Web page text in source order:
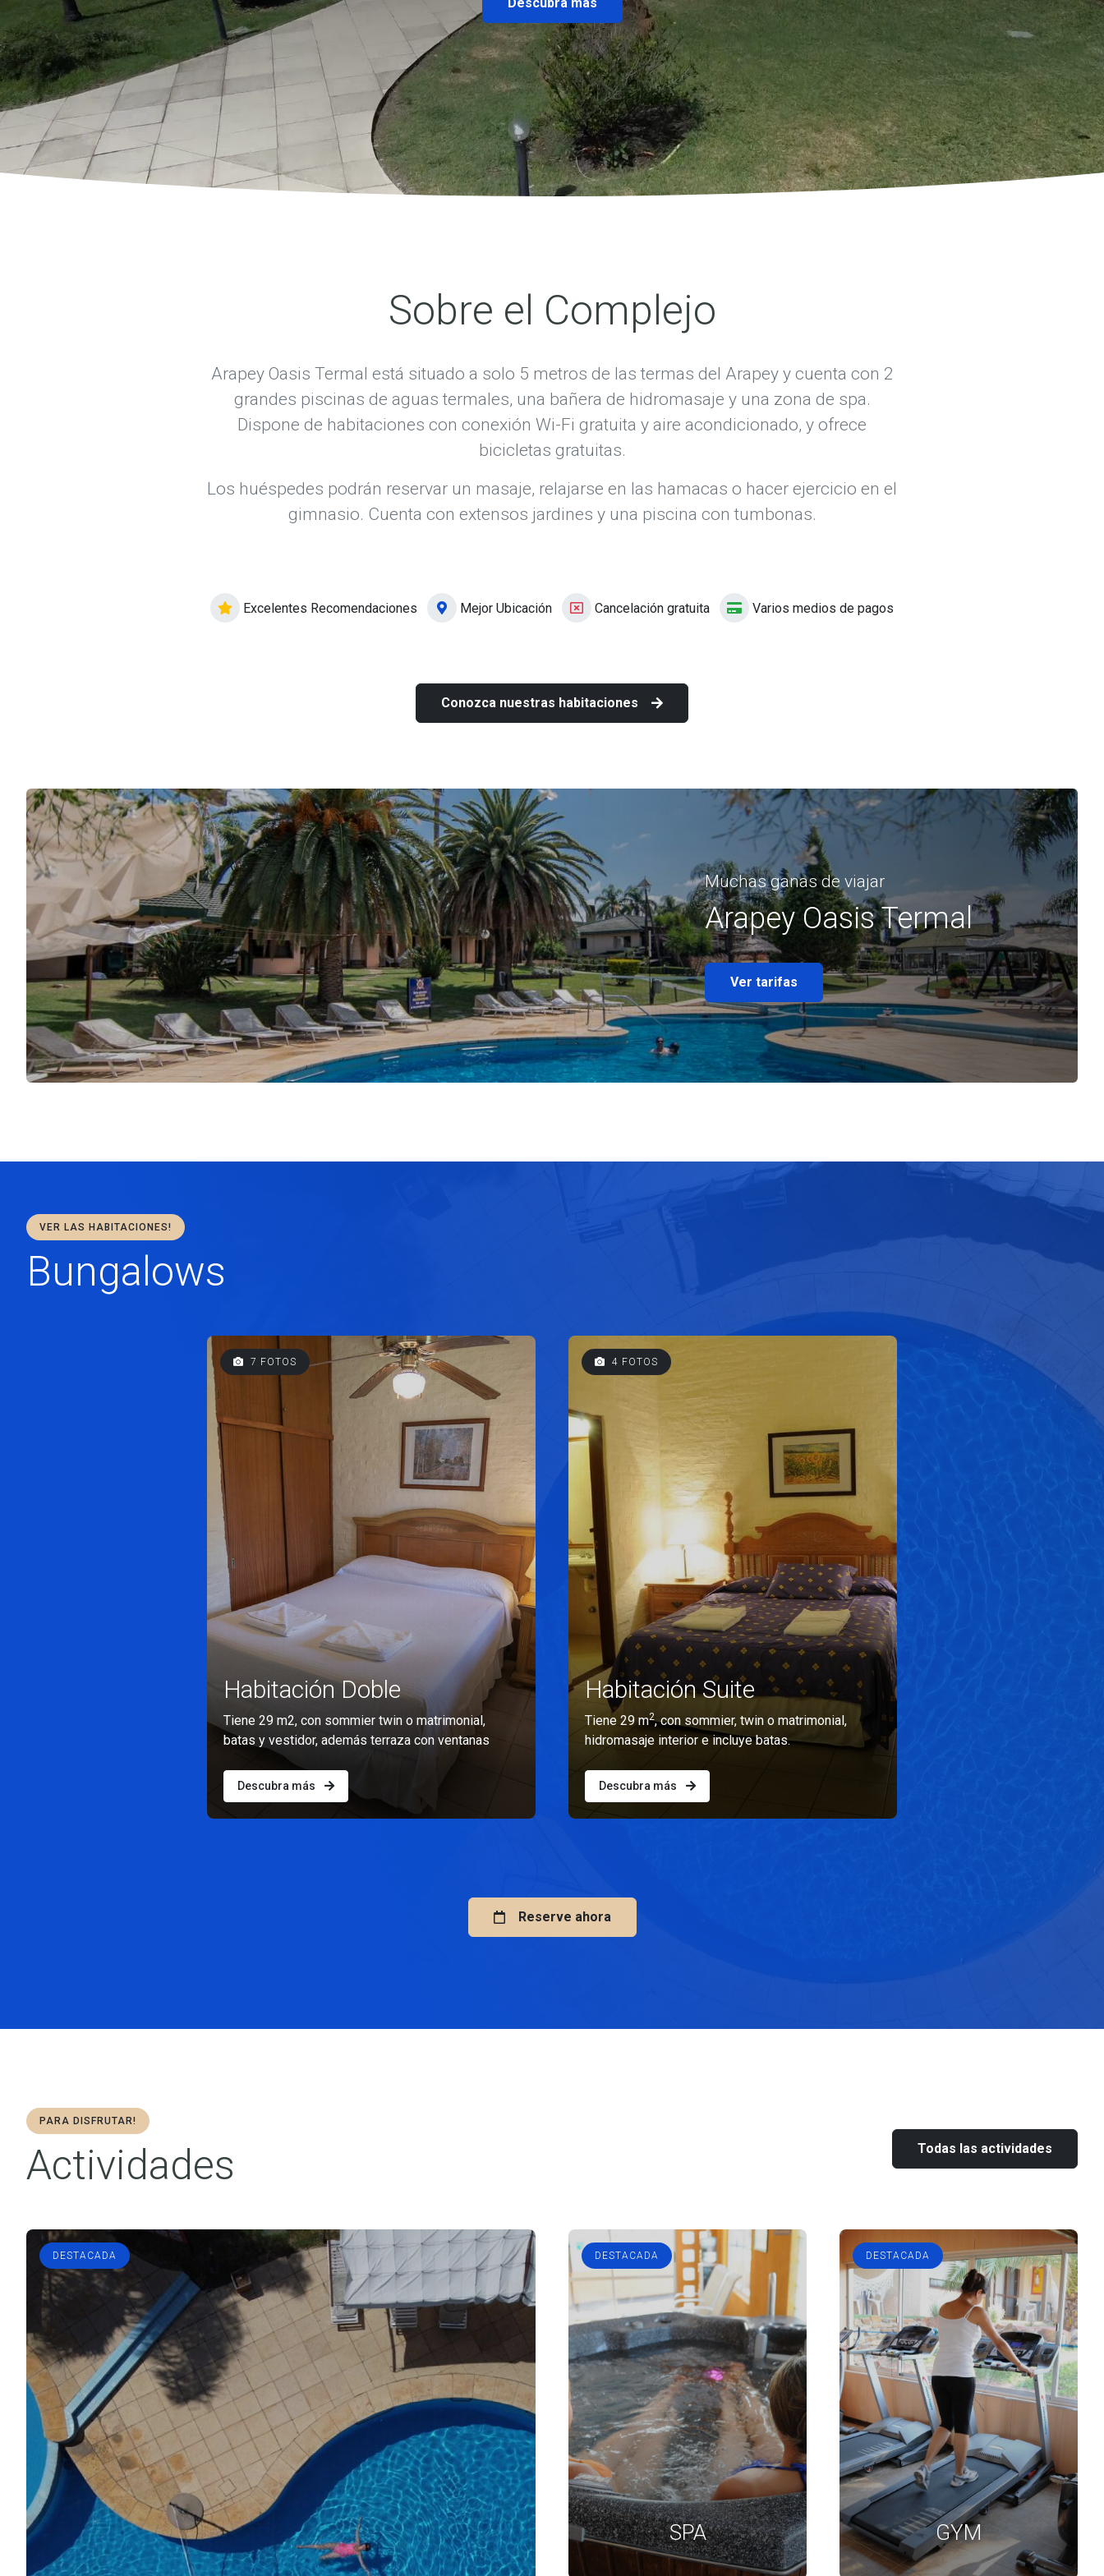
Sobre el Complejo
Arapey Oasis Termal está situado a solo 5 metros de las termas del Arapey y cuenta con 2
grandes piscinas de aguas termales, una bañera de hidromasaje y una zona de spa.
Dispone de habitaciones con conexión Wi-Fi gratuita y aire acondicionado, y ofrece
bicicletas gratuitas.
Los huéspedes podrán reservar un masaje, relajarse en las hamacas o hacer ejercicio en el
gimnasio. Cuenta con extensos jardines y una piscina con tumbonas.
Excelentes Recomendaciones Mejor Ubicación Cancelación gratuita Varios medios de pagos
Conozca nuestras habitaciones
Muchas ganas de viajar
Arapey Oasis Termal
Ver tarifas
VER LAS HABITACIONES!
Bungalows
7 FOTOS
Habitación Doble
Tiene 29 m2, con sommier twin o matrimonial,
batas y vestidor, además terraza con ventanas
Descubra más
4 FOTOS
Habitación Suite
Tiene 29 m2, con sommier, twin o matrimonial,
hidromasaje interior e incluye batas.
Descubra más
Reserve ahora
PARA DISFRUTAR!
Actividades Todas las actividades
DESTACADA DESTACADA
SPA
DESTACADA
GYM